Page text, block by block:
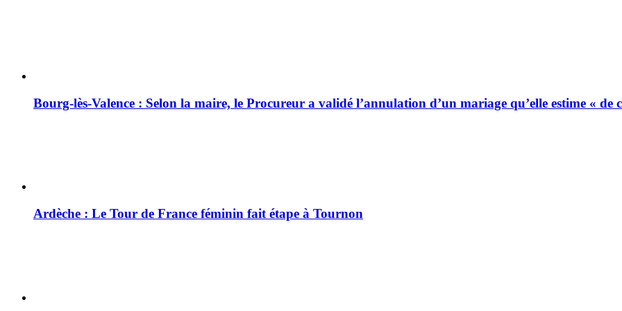
Bourg-lès-Valence : Selon la maire, le Procureur a validé l’annulation d’un mariage qu’elle estime « de
Ardèche : Le Tour de France féminin fait étape à Tournon